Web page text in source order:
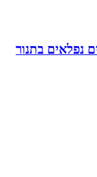
נפלאים בתנור